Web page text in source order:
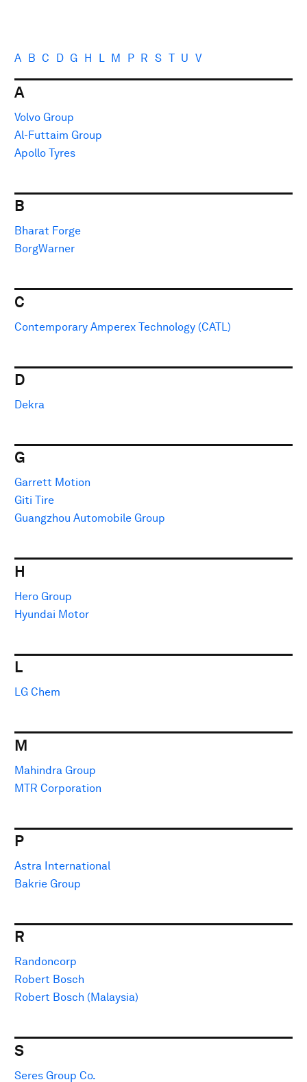
A B C D G H L M P R S T U V
A
Volvo Group
Al-Futtaim Group
Apollo Tyres
B
Bharat Forge
BorgWarner
C
Contemporary Amperex Technology (CATL)
D
Dekra
G
Garrett Motion
Giti Tire
Guangzhou Automobile Group
H
Hero Group
Hyundai Motor
L
LG Chem
M
Mahindra Group
MTR Corporation
P
Astra International
Bakrie Group
R
Randoncorp
Robert Bosch
Robert Bosch (Malaysia)
S
Seres Group Co.